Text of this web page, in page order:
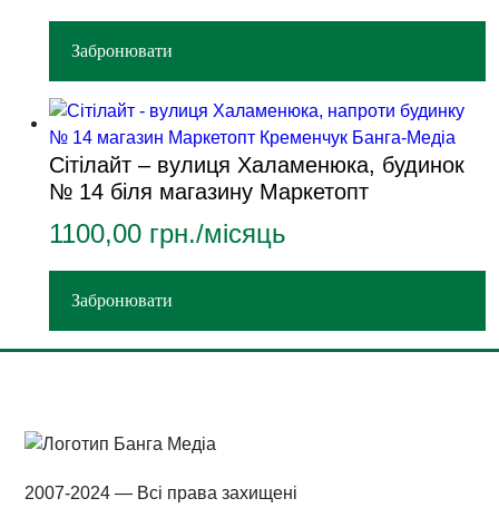
Забронювати
Сітілайт – вулиця Халаменюка, будинок
№ 14 біля магазину Маркетопт
1100,00 грн./місяць
Забронювати
2007-2024 — Всі права захищені